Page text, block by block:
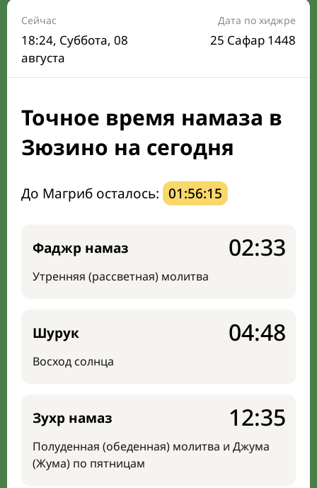
Расписание на месяц
Время Сухура и Ифтара на сегодня
Календарь рамадана
Направление киблы
Сейчас
18:24, Суббота, 08
августа
Дата по хиджре
25 Сафар 1448
Точное время намаза в
Зюзино на сегодня
До Магриб осталось: 01:56:14
Фаджр намаз
Утренняя (рассветная) молитва
02:33
Шурук
Восход солнца
04:48
Зухр намаз
Полуденная (обеденная) молитва и Джума
(Жума) по пятницам
12:35